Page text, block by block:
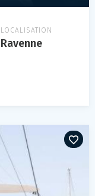
LOCALISATION
Ravenne